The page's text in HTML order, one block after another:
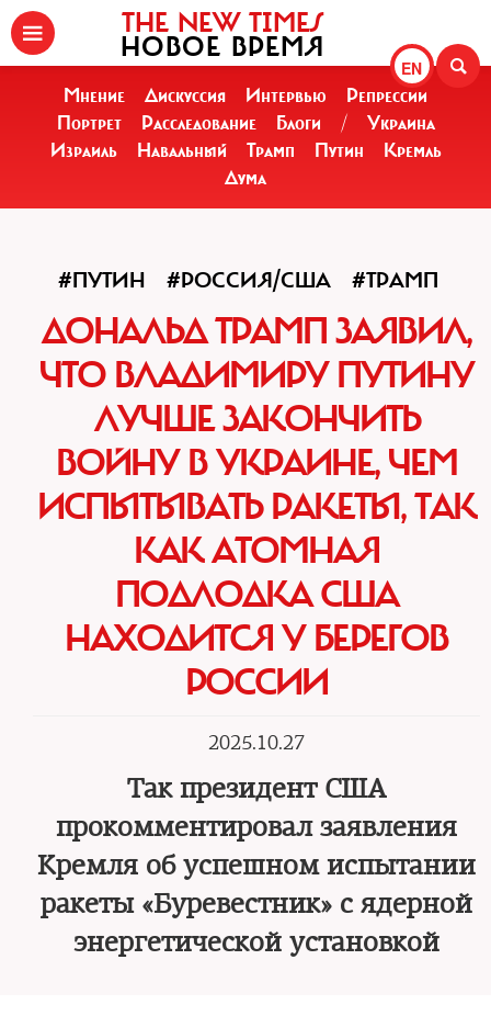
EN
THE NEW TIMES
НОВОЕ ВРЕМЯ
Мнение Дискуссия Интервью
Репрессии
Портрет
Расследование Блоги /
Украина
Израиль
Навальный Трамп Путин
Кремль
Дума
#ПУТИН #РОССИЯ/США #ТРАМП
ДОНАЛЬД ТРАМП ЗАЯВИЛ,
ЧТО ВЛАДИМИРУ ПУТИНУ
ЛУЧШЕ ЗАКОНЧИТЬ
ВОЙНУ В УКРАИНЕ, ЧЕМ
ИСПЫТЫВАТЬ РАКЕТЫ, ТАК
КАК АТОМНАЯ
ПОДЛОДКА США
НАХОДИТСЯ У БЕРЕГОВ
РОССИИ
2025.10.27
Так президент США
прокомментировал заявления
Кремля об успешном испытании
ракеты «Буревестник» с ядерной
энергетической установкой